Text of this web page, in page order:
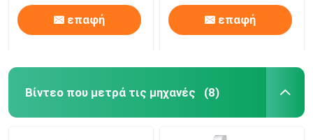
επαφή επαφή
Βίντεο που μετρά τις μηχανές (8)